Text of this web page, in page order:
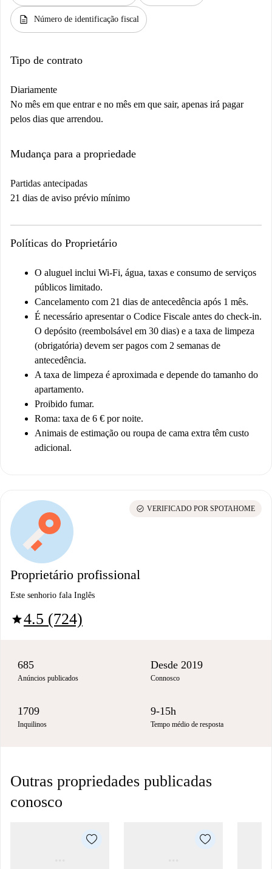
description Número de identificação fiscal
Tipo de contrato
Diariamente
No mês em que entrar e no mês em que sair, apenas irá pagar
pelos dias que arrendou.
Mudança para a propriedade
Partidas antecipadas
21 dias de aviso prévio mínimo
Políticas do Proprietário
O aluguel inclui Wi-Fi, água, taxas e consumo de serviços
públicos limitado.
Cancelamento com 21 dias de antecedência após 1 mês.
É necessário apresentar o Codice Fiscale antes do check-in.
O depósito (reembolsável em 30 dias) e a taxa de limpeza
(obrigatória) devem ser pagos com 2 semanas de
antecedência.
A taxa de limpeza é aproximada e depende do tamanho do
apartamento.
Proibido fumar.
Roma: taxa de 6 € por noite.
Animais de estimação ou roupa de cama extra têm custo
adicional.
Proprietário profissional
Este senhorio fala Inglês
star4.5 (724)
check_circle VERIFICADO POR SPOTAHOME
685
Anúncios publicados
Desde 2019
Connosco
1709
Inquilinos
9-15h
Tempo médio de resposta
Outras propriedades publicadas
conosco